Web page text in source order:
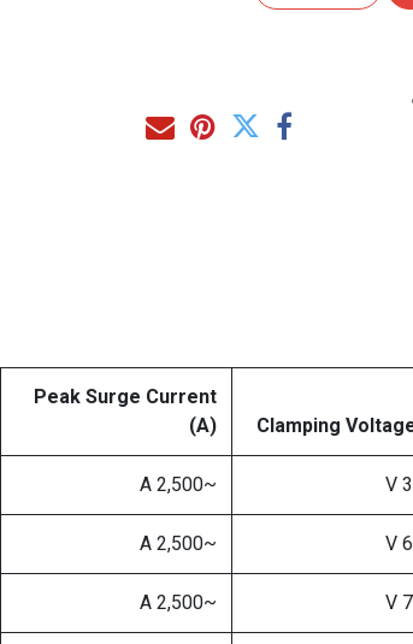
Clamping
Peak Surge Current
(A)
~2,500 A
~2,500 A
~2,500 A